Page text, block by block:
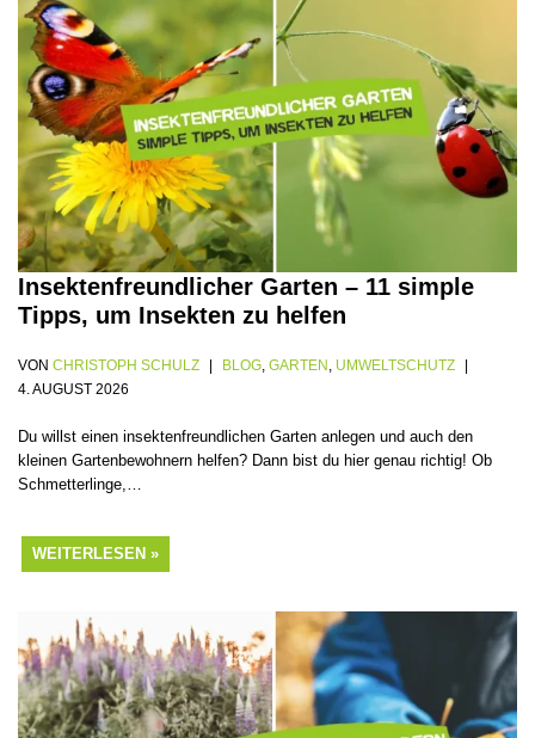
Insektenfreundlicher Garten – 11 simple
Tipps, um Insekten zu helfen
VON CHRISTOPH SCHULZ BLOG GARTEN
UMWELTSCHUTZ
4. AUGUST 2026
Du willst einen insektenfreundlichen Garten anlegen und auch den
kleinen Gartenbewohnern helfen? Dann bist du hier genau richtig! Ob
Schmetterlinge,…
WEITERLESEN »